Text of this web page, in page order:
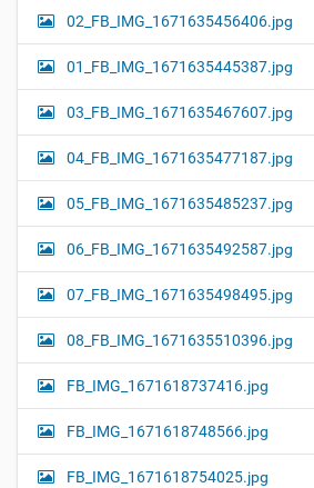
02_FB_IMG_1671635456406.jpg
01_FB_IMG_1671635445387.jpg
03_FB_IMG_1671635467607.jpg
04_FB_IMG_1671635477187.jpg
05_FB_IMG_1671635485237.jpg
06_FB_IMG_1671635492587.jpg
07_FB_IMG_1671635498495.jpg
08_FB_IMG_1671635510396.jpg
FB_IMG_1671618737416.jpg
FB_IMG_1671618748566.jpg
FB_IMG_1671618754025.jpg